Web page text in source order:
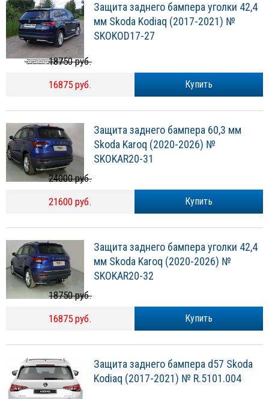
Защита заднего бампера уголки 42,4
мм Skoda Kodiaq (2017-2021) №
SKOKOD17-27
Купить
18750 руб.
16875 руб.
Защита заднего бампера 60,3 мм
Skoda Karoq (2020-2026) №
SKOKAR20-31
Купить
24000 руб.
21600 руб.
Защита заднего бампера уголки 42,4
мм Skoda Karoq (2020-2026) №
SKOKAR20-32
Купить
18750 руб.
16875 руб.
Защита заднего бампера d57 Skoda
Kodiaq (2017-2021) № R.5101.004